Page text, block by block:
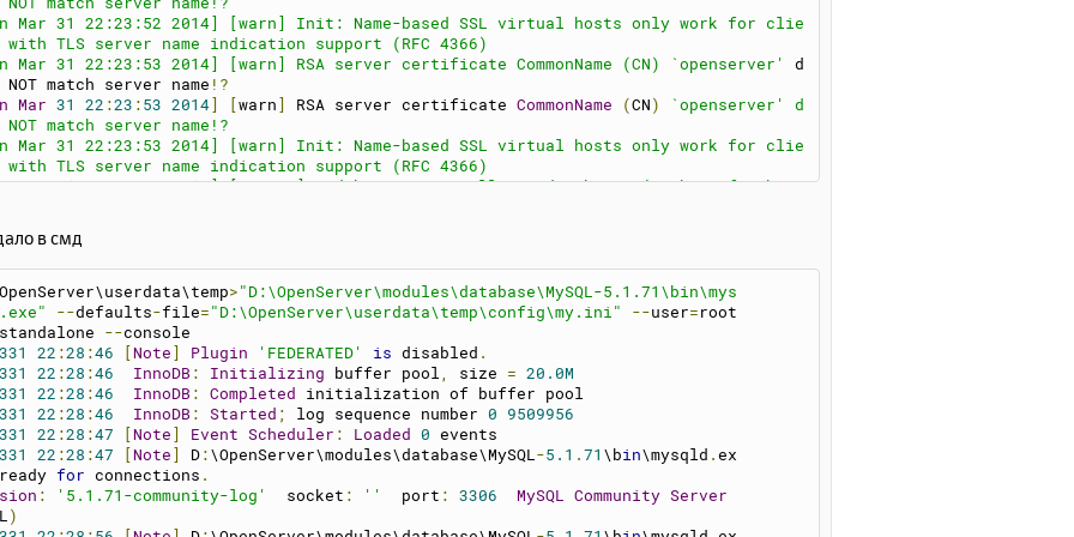
Mar 31 22:23:52 2014] [warn] Init: Name-based SSL virtual hosts only work for clie
with TLS server name indication support (RFC 4366)
Mar 31 22:23:53 2014] [warn] RSA server certificate CommonName (CN) `openserver'
d
NOT match server name !?
Mar 31 22 :23 : 53 2014 warn RSA server certificate CommonName (CN )
`openserver' d
NOT match server name!?
Mar 31 22:23:53 2014] [warn] Init: Name-based SSL virtual hosts only work for clie
with TLS server name indication support (RFC 4366)
Mar 31 22:23:53 2014] [notice] mod_bw : Memory Allocated 0 bytes (each conf takes
Mar 31 22:23:53 2014] [notice] mod_bw : Supported resolution for Timers [ Min: 1 M
]
Mar 31 22:23:53 2014] [notice] mod_bw : Enabling High resolution timers [ 1 ms ]
Mar 31 22:23:53 2014] [notice] Apache/2.2.25 (Win32) mod_ssl/2.2.25 OpenSSL/0.9.8y
2.3.7 mod_bw/0.92 configured -- resuming normal operations
Mar 31 22:23:53 2014] [notice] Server built: Jun 29 2013 16:08:05
Mar 31 22:23:53 2014] [notice] Parent: Created child process 3868
Mar 31 22:23:53 2014] [notice] Disabled use of AcceptEx() WinSock2 API
Mar 31 22:23:53 2014] [warn] Init: Session Cache is not configured [hint: SSLSessi
Mar 31 22:23:53 2014] [warn] RSA server certificate CommonName (CN) `openserver
NOT match server name!?
Mar 31 22:23:53 2014] [warn] RSA server certificate CommonName (CN) `openserver'
NOT match server name
Mar 31 22: 23:53 2014 ] [warn ] Init: Name- based SSL virtual hosts only work for
в смд
> "D:\OpenServer\modules\database\MySQL-5.1.71\bin\mys
--defaults-file= "D:\OpenServer\userdata\temp\config\my.ini" --user= root
standalone --console
22 :28 :46 Note Plugin 'FEDERATED' is disabled .
22 :28 :46 InnoDB : Initializing buffer pool size = 20.0M
22 :28 :46 InnoDB : Completed
initialization of buffer pool
22 :28 :46 InnoDB : Started ; log sequence number 0
9509956
22 :28 :47 Note Event Scheduler : Loaded 0 events
22 :28 :47 Note D : \OpenServer\modules\database\MySQL -5.1 . 71 \bin\mysqld . ex
for connections .
: '5.1.71-community-log'
  socket
: ''
  port
: 3306 MySQL Community Server
)